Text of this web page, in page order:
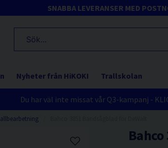
SNABBA LEVERANSER MED
Nyheter från HiKOKI Trallskolan
Du har väl inte missat vår Q3-kampanj -